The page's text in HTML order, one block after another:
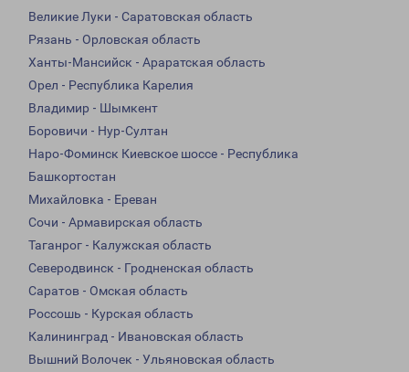
Великие Луки - Саратовская область
Рязань - Орловская область
Ханты-Мансийск - Араратская область
Орел - Республика Карелия
Владимир - Шымкент
Боровичи - Нур-Султан
Наро-Фоминск Киевское шоссе - Республика
Башкортостан
Михайловка - Ереван
Сочи - Армавирская область
Таганрог - Калужская область
Северодвинск - Гродненская область
Саратов - Омская область
Россошь - Курская область
Калининград - Ивановская область
Вышний Волочек - Ульяновская область